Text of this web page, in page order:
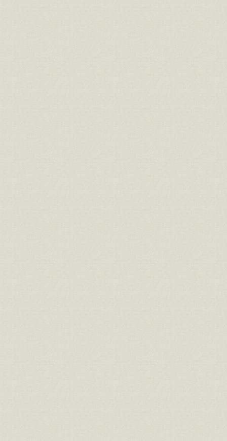
経営;社訓 ロイスレル氏意見書
明治二四
年七月廿日
経営;規則 三井家仮評議会規則 明治二四
経営 三井家仮評議会議事録
明治二四
年五月三
経営;規則 三井組 諸規則留(抄) 明治廿六
財務・業績
明治廿五年下半季 大元方勘定目
録
明治廿五
財務・業績 物産会社営業実況報告并意見書 明治二四
経営
三井物産会社改革将来必要之廉
明治二四年
事業所;経営
三井物産会社本支店将来営業科
目
明治二四年
経営 三井鉱山会社創立趣意書 明治二四年
経営 三井鉱山合資会社創立手続 明治二五年
定款 有限責任三井鉱山合資会社定款 明治二五
財務・業績
三井鉱山合資会社 明治廿五年下
季営業報告
明治二六
組織 明治二四年 三越呉服店改革書類 明治二四年
組織 三越呉服店改正手続 明治廿五
経営 三越呉服店宛 大元方ヨリ達書 明治二六
組織
三井各商店ヲ合名会社ノ組織ニ
スル事
明治二六